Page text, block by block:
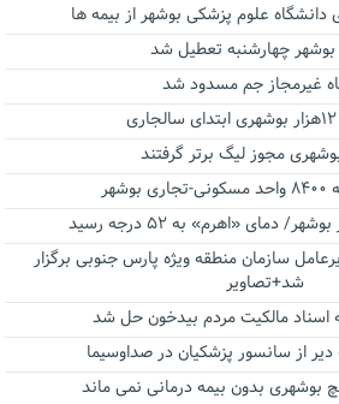
بوشهر چهارشنبه تعطیل شد
دمای «اهرم» به ۵۲ درجه رسید
سازمان منطقه ویژه پارس جنوبی برگزار
شد+تصاویر
از سانسور پزشکیان در صداوسیما
بدون بیمه درمانی نمی ماند